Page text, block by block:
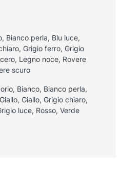
Bianco perla, Blu luce,
Grigio ferro, Grigio
Legno noce, Rovere
scuro
Bianco, Bianco perla,
Giallo, Grigio chiaro,
luce, Rosso, Verde